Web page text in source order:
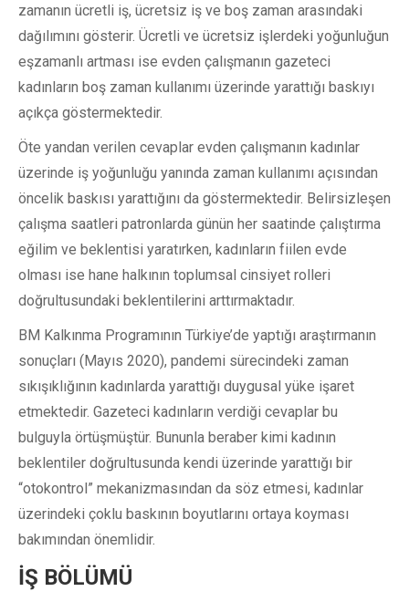
zamanın ücretli iş, ücretsiz iş ve boş zaman arasındaki
dağılımını gösterir. Ücretli ve ücretsiz işlerdeki yoğunluğun
eşzamanlı artması ise evden çalışmanın gazeteci
kadınların boş zaman kullanımı üzerinde yarattığı baskıyı
açıkça göstermektedir.
Öte yandan verilen cevaplar evden çalışmanın kadınlar
üzerinde iş yoğunluğu yanında zaman kullanımı açısından
öncelik baskısı yarattığını da göstermektedir. Belirsizleşen
çalışma saatleri patronlarda günün her saatinde çalıştırma
eğilim ve beklentisi yaratırken, kadınların fiilen evde
olması ise hane halkının toplumsal cinsiyet rolleri
doğrultusundaki beklentilerini arttırmaktadır.
BM Kalkınma Programının Türkiye’de yaptığı araştırmanın
sonuçları (Mayıs 2020), pandemi sürecindeki zaman
sıkışıklığının kadınlarda yarattığı duygusal yüke işaret
etmektedir. Gazeteci kadınların verdiği cevaplar bu
bulguyla örtüşmüştür. Bununla beraber kimi kadının
beklentiler doğrultusunda kendi üzerinde yarattığı bir
“otokontrol” mekanizmasından da söz etmesi, kadınlar
üzerindeki çoklu baskının boyutlarını ortaya koyması
bakımından önemlidir.
İŞ BÖLÜMÜ